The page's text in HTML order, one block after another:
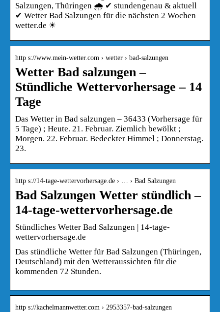
Salzungen, Thüringen 🌧️ ✔ stundengenau & aktuell
✔ Wetter Bad Salzungen für die nächsten 2 Wochen –
wetter.de ☀
http s://www.mein-wetter.com › wetter › bad-salzungen
Wetter Bad salzungen –
Stündliche Wettervorhersage – 14
Tage
Das Wetter in Bad salzungen – 36433 (Vorhersage für
5 Tage) ; Heute. 21. Februar. Ziemlich bewölkt ;
Morgen. 22. Februar. Bedeckter Himmel ; Donnerstag.
23.
http s://14-tage-wettervorhersage.de › … › Bad Salzungen
Bad Salzungen Wetter stündlich –
14-tage-wettervorhersage.de
Stündliches Wetter Bad Salzungen | 14-tage-
wettervorhersage.de
Das stündliche Wetter für Bad Salzungen (Thüringen,
Deutschland) mit den Wetteraussichten für die
kommenden 72 Stunden.
http s://kachelmannwetter.com › 2953357-bad-salzungen